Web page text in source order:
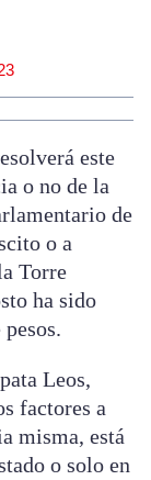
este
o no de la
de
o a
Torre
ha sido
Leos,
factores a
misma, está
o solo en